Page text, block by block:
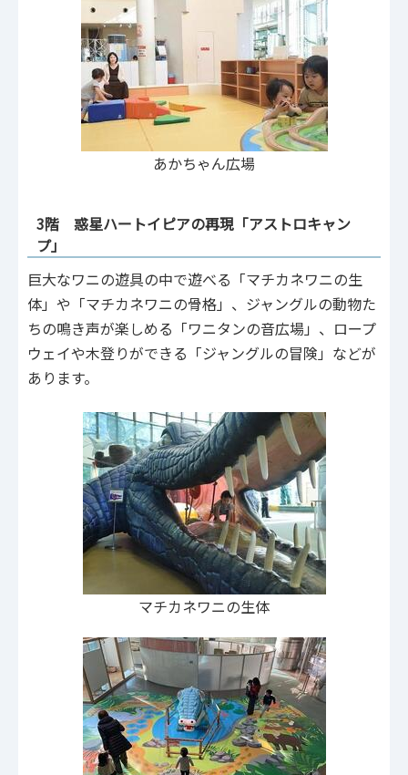
あかちゃん広場
3階 惑星ハートイピアの再現「アストロキャン
プ」
巨大なワニの遊具の中で遊べる「マチカネワニの生
体」や「マチカネワニの骨格」、ジャングルの動物た
ちの鳴き声が楽しめる「ワニタンの音広場」、ロープ
ウェイや木登りができる「ジャングルの冒険」などが
あります。
マチカネワニの生体